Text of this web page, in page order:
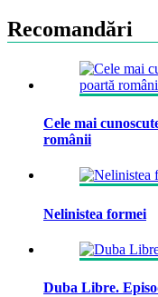
Recomandări
Cele mai
românii
Nelinistea formei
Duba Libre.